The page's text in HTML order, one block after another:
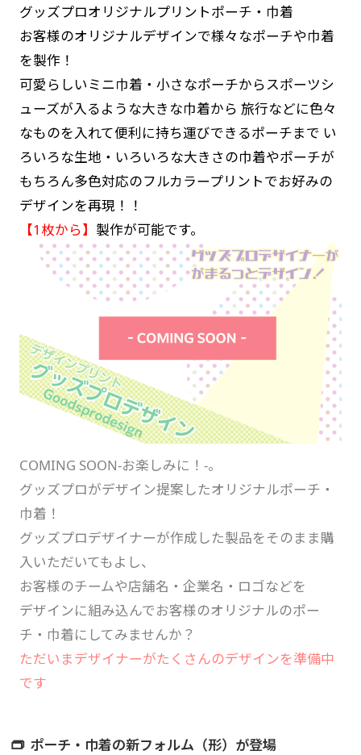
グッズプロオリジナルプリントポーチ・巾着
お客様のオリジナルデザインで様々なポーチや巾着
を製作！
可愛らしいミニ巾着・小さなポーチからスポーツシ
ューズが入るような大きな巾着から 旅行などに色々
なものを入れて便利に持ち運びできるポーチまで い
ろいろな生地・いろいろな大きさの巾着やポーチが
もちろん多色対応のフルカラープリントでお好みの
デザインを再現！！
【1枚から】 製作が可能です。
COMING SOON‐お楽しみに！-。
グッズプロがデザイン提案したオリジナルポーチ・
巾着！
グッズプロデザイナーが作成した製品をそのまま購
入いただいてもよし、
お客様のチームや店舗名・企業名・ロゴなどを
デザインに組み込んでお客様のオリジナルのポー
チ・巾着にしてみませんか？
ただいまデザイナーがたくさんのデザインを準備中
です
👝 ポーチ・巾着の新フォルム（形）が登場